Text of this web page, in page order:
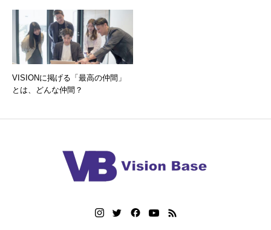
VISIONに掲げる「最高の仲間」
とは、どんな仲間？